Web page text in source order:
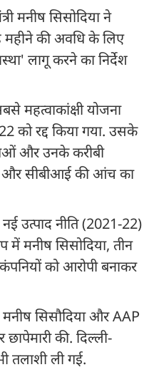
मनीष सिसोदिया ने
की अवधि के लिए
लागू करने का निर्देश
महत्वाकांक्षी योजना
को रद्द किया गया. उसके
और उनके करीबी
और सीबीआई की आंच का
उत्पाद नीति (2021-22)
में मनीष सिसोदिया, तीन
को आरोपी बनाकर
सिसौदिया और AAP
की. दिल्ली-
तलाशी ली गई.